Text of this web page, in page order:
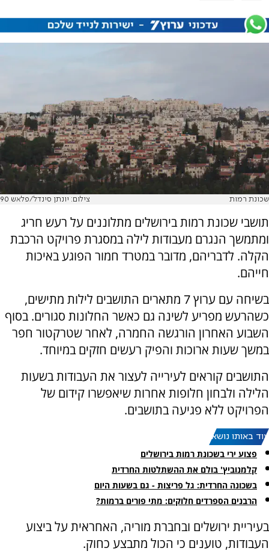
שכונת רמות צילום: יונתן סינדל/פלאש 90
תושבי שכונת רמות בירושלים מתלוננים על רעש חריג
ומתמשך הנגרם מעבודות לילה במסגרת פרויקט הרכבת
הקלה. לדבריהם, מדובר במטרד חמור הפוגע באיכות
חייהם.
בשיחה עם ערוץ 7 מתארים התושבים לילות מתישים,
כשהרעש מפריע לשינה גם כאשר החלונות סגורים. בסוף
השבוע האחרון הורגשה החמרה, לאחר שטרקטור חפר
במשך שעות ארוכות והפיק רעשים חזקים במיוחד.
התושבים קוראים לעירייה לעצור את העבודות בשעות
הלילה ולבחון חלופות אחרות שיאפשרו קידום של
הפרויקט ללא פגיעה בתושבים.
עוד באותו נושא:
פצוע ירי בשכונת רמות בירושלים
קלמנוביץ' בולם את ההשתלטות החרדית
בשכונה החרדית: גל פריצות - גם בשעות היום
הרבנים הספרדים חלוקים: מתי פורים ברמות?
בעיריית ירושלים ובחברת מוריה, האחראית על ביצוע
העבודות, טוענים כי הכול מתבצע כחוק.